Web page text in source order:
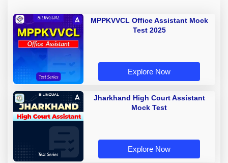
MPPKVVCL Office Assistant Mock
Test 2025
Explore Now
Jharkhand High Court Assistant
Mock Test
Explore Now